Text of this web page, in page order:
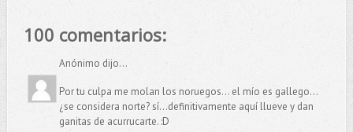
100 comentarios:
Anónimo dijo...
Por tu culpa me molan los noruegos... el mío es gallego...
¿se considera norte? sí...definitivamente aquí llueve y dan
ganitas de acurrucarte. :D